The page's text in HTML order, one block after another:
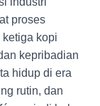
proses
kopi
kepribadian
hidup di era
rutin, dan